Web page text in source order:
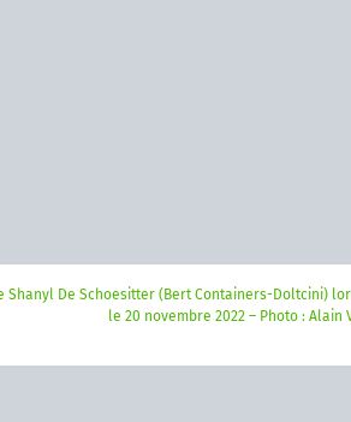
Shanyl De Schoesitter (Bert Containers-Doltcini)
le 20 novembre 2022 – Photo :